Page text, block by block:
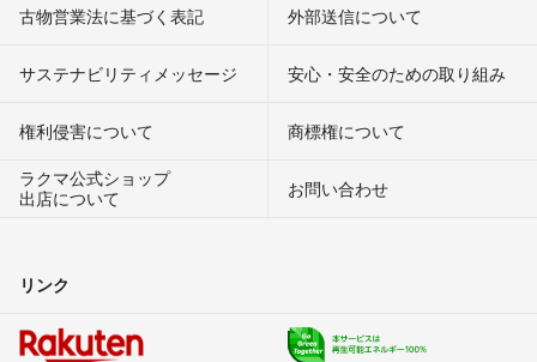
古物営業法に基づく表記 外部送信について
サステナビリティメッセージ 安心・安全のための取り組み
権利侵害について
商標権について
ラクマ公式ショップ
出店について
お問い合わせ
リンク